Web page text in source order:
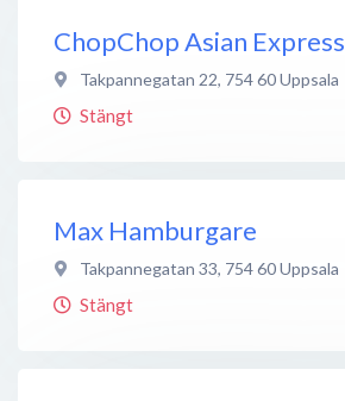
ChopChop Asian Express
Takpannegatan 22, 754 60Uppsala
Stängt
Max Hamburgare
Takpannegatan 33, 754 60Uppsala
Stängt